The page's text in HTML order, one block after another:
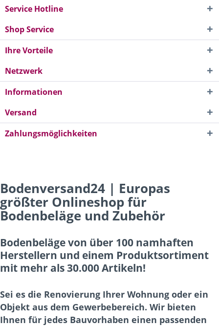
Service Hotline
Shop Service
Ihre Vorteile
Netzwerk
Informationen
Versand
Zahlungsmöglichkeiten
Bodenversand24 | Europas
größter Onlineshop für
Bodenbeläge und Zubehör
Bodenbeläge von über 100 namhaften
Herstellern und einem Produktsortiment
mit mehr als 30.000 Artikeln!
Sei es die Renovierung Ihrer Wohnung oder ein
Objekt aus dem Gewerbebereich. Wir bieten
Ihnen für jedes Bauvorhaben einen passenden